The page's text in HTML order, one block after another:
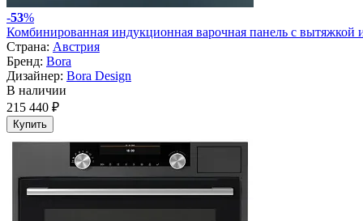
-53%
Комбинированная индукционная варочная панель с
Страна: Австрия
Бренд: Bora
Дизайнер: Bora Design
В наличии
215 440 ₽
Купить